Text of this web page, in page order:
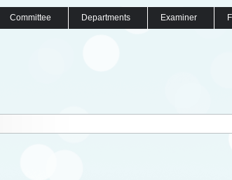
Committee Departments Examiner